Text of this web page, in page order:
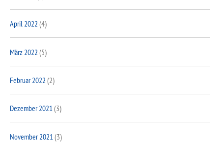
April 2022 (4)
März 2022 (5)
Februar 2022 (2)
Dezember 2021(3)
November 2021 (3)